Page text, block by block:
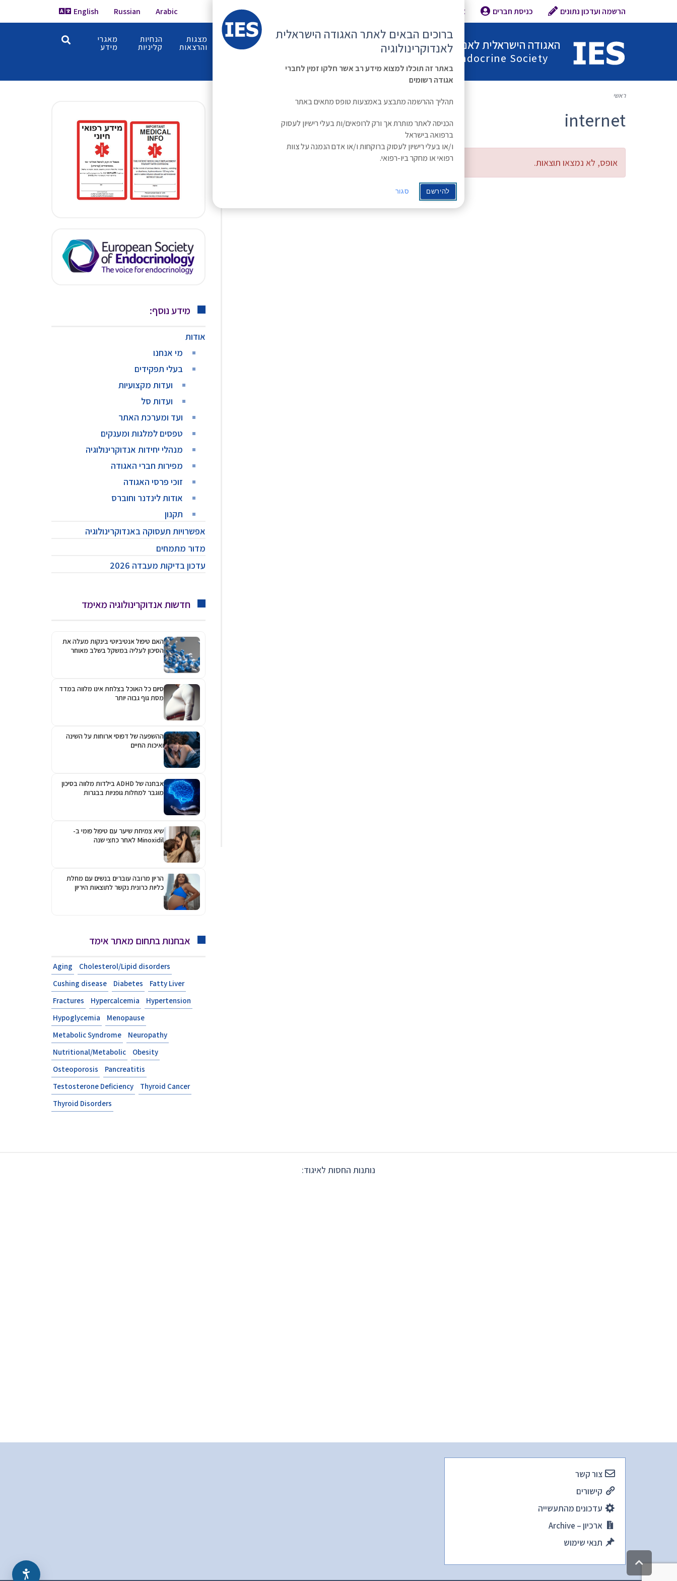
הרשמה ועדכון נתונים כניסת חברים צור קשר Arabic
Russian
English
האגודה הישראלית לאנדוקרינולוגיה
Israel Endocrine Society
ראשי משולחן מפגשים קורס
מתקדם
מצגות
והרצאות
הנחיות
קליניות
מאגרי
מידע
ראשי
internet
אופס, לא נמצאו תוצאות.
מידע נוסף:
אודות
מי אנחנו
בעלי תפקידים
ועדות מקצועיות
ועדות סל
ועד ומערכת האתר
טפסים למלגות ומענקים
מנהלי יחידות אנדוקרינולוגיה
מפירות חברי האגודה
זוכי פרסי האגודה
אודות לינדנר וחוברס
תקנון
אפשרויות תעסוקה באנדוקרינולוגיה
מדור מתמחים
עדכון בדיקות מעבדה 2026
חדשות אנדוקרינולוגיה מאימד
האם טיפול אנטיביוטי בינקות מעלה את
הסיכון לעליה במשקל בשלב מאוחר
סיום כל האוכל בצלחת אינו מלווה במדד
מסת גוף גבוה יותר
ההשפעה של דפוסי ארוחות על השינה
ואיכות החיים
אבחנה של ADHD בילדות מלווה בסיכון
מוגבר למחלות גופניות בבגרות
שיא צמיחת שיער עם טיפול פומי ב-
Minoxidil לאחר כחצי שנה
הריון מרובה עוברים בנשים עם מחלת
כליות כרונית נקשר לתוצאות היריון
אבחנות בתחום מאתר אימד
Aging
Cholesterol/Lipid disorders
Cushing disease
Diabetes
Fatty Liver
Fractures
Hypercalcemia
Hypertension
Hypoglycemia
Menopause
Metabolic Syndrome
Neuropathy
Nutritional/Metabolic
Obesity
Osteoporosis
Pancreatitis
Testosterone Deficiency
Thyroid Cancer
Thyroid Disorders
נותנות החסות לאיגוד:
צור קשר
קישורים
עדכונים מהתעשייה
ארכיון – Archive
תנאי שימוש
גלילה
לראש
ברוכים הבאים לאתר האגודה הישראלית
לאנדוקרינולוגיה
באתר זה תוכלו למצוא מידע רב אשר חלקו זמין לחברי
אגודה רשומים
תהליך ההרשמה מתבצע באמצעות טופס מתאים באתר
הכניסה לאתר מותרת אך ורק לרופאים/ות בעלי רישיון לעסוק
ברפואה בישראל
ו/או בעלי רישיון לעסוק ברוקחות ו/או אדם הנמנה על צוות
רפואי או מחקר ביו-רפואי.
להירשם סגור